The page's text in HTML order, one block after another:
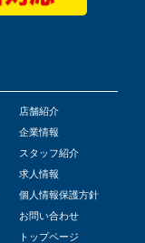
店舗紹介
企業情報
スタッフ紹介
求人情報
個人情報保護方針
お問い合わせ
トップページ